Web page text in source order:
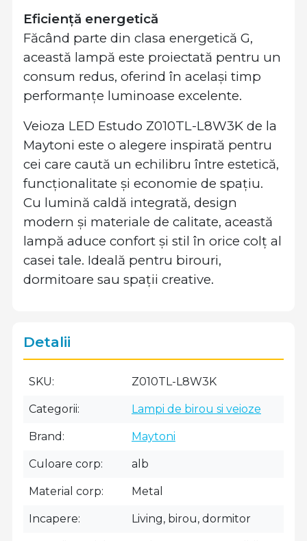
Eficiență energetică
Făcând parte din clasa energetică G,
această lampă este proiectată pentru un
consum redus, oferind în același timp
performanțe luminoase excelente.
Veioza LED Estudo Z010TL-L8W3K de la
Maytoni este o alegere inspirată pentru
cei care caută un echilibru între estetică,
funcționalitate și economie de spațiu.
Cu lumină caldă integrată, design
modern și materiale de calitate, această
lampă aduce confort și stil în orice colț al
casei tale. Ideală pentru birouri,
dormitoare sau spații creative.
Detalii
SKU Z010TL-L8W3K
Categorii Lampi de birou si veioze
Brand Maytoni
Culoare corp alb
Material corp Metal
Incapere Living, birou, dormitor